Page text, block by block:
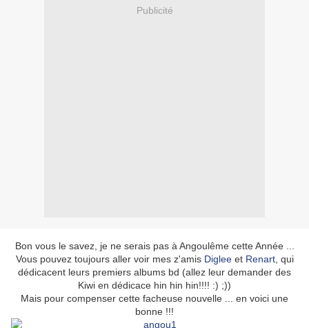
Publicité
Bon vous le savez, je ne serais pas à Angoulême cette Année ...
Vous pouvez toujours aller voir mes z'amis Digleeet Renart, qui
dédicacent leurs premiers albums bd (allez leur demander des
Kiwi en dédicace hin hin hin!!!! :) ;))
Mais pour compenser cette facheuse nouvelle ... en voici une
bonne !!!